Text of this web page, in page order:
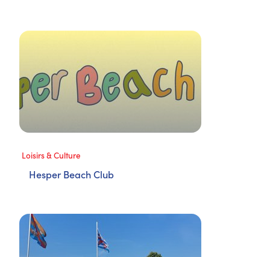
Loisirs & Culture
Hesper Beach Club